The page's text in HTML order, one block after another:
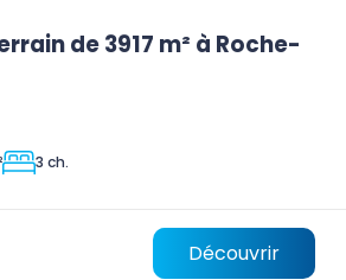
de 3917 m² à Roche-
3 ch.
Découvrir